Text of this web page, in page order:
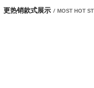
更热销款式展示 / MOST HOT